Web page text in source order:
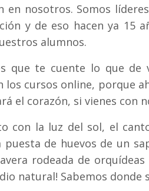
en nosotros. Somos
y de eso hacen ya 15
alumnos.
que te cuente lo que de
los cursos online, porque
el corazón, si vienes con
con la luz del sol, el
puesta de huevos de un
rodeada de
natural! Sabemos donde